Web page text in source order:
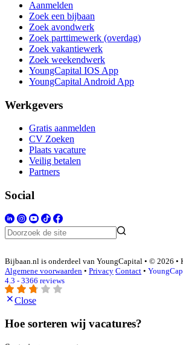
Aanmelden
Zoek een bijbaan
Zoek avondwerk
Zoek parttimewerk (overdag)
Zoek vakantiewerk
Zoek weekendwerk
YoungCapital IOS App
YoungCapital Android App
Werkgevers
Gratis aanmelden
CV Zoeken
Plaats vacature
Veilig betalen
Partners
Social
Bijbaan.nl is onderdeel van YoungCapital • © 2026 •
Algemene voorwaarden • Privacy Contact •
4.3 - 3366 reviews
Close
Hoe sorteren wij vacatures?